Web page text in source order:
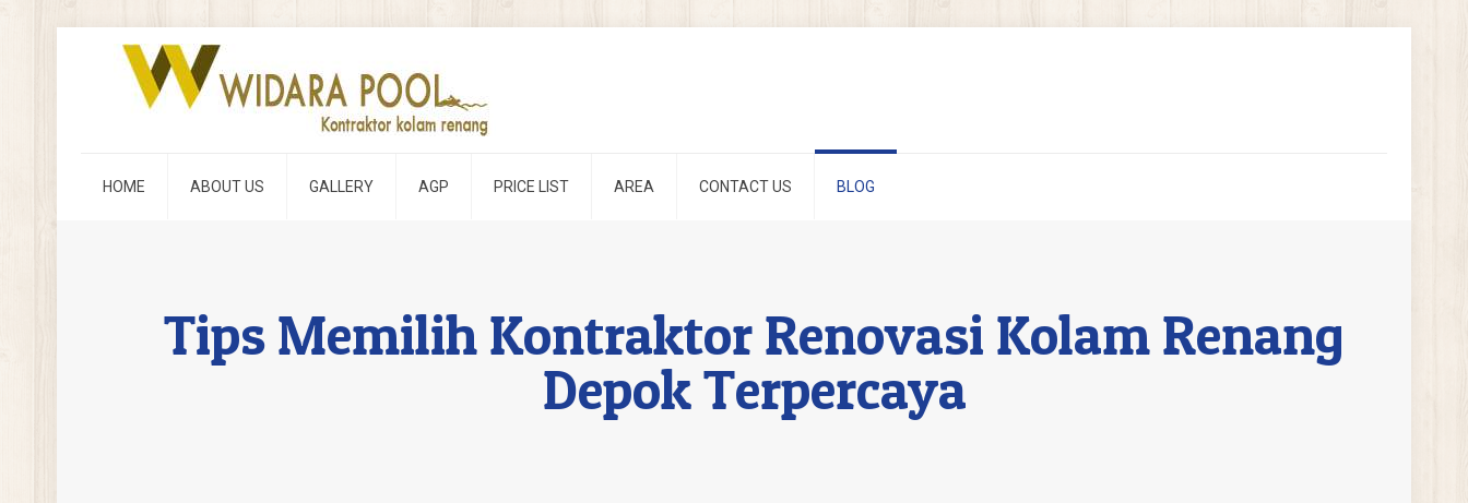
HOME ABOUT US GALLERY AGP PRICE LIST AREA CONTACT US BLOG
Tips Memilih Kontraktor Renovasi Kolam Renang
Depok Terpercaya